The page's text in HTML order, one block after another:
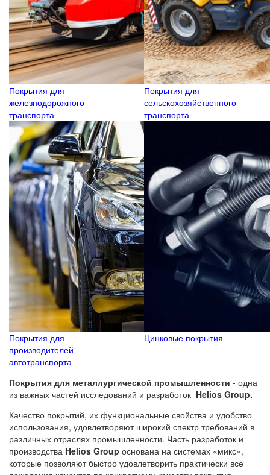
Покрытия для
железнодорожного
транспорта
Покрытия для
сельскохозяйственного
транспорта
Покрытия для
производителей
автотранспорта
Цинковые покрытия
Покрытия для металлургической промышленности - одна
из важных частей исследований и разработок Helios Group.
Качество покрытий, их функциональные свойства и удобство
использования, удовлетворяют широкий спектр требований в
различных отраслях промышленности. Часть разработок и
производства Helios Group основана на системах «микс»,
которые позволяют быстро удовлетворить практически все